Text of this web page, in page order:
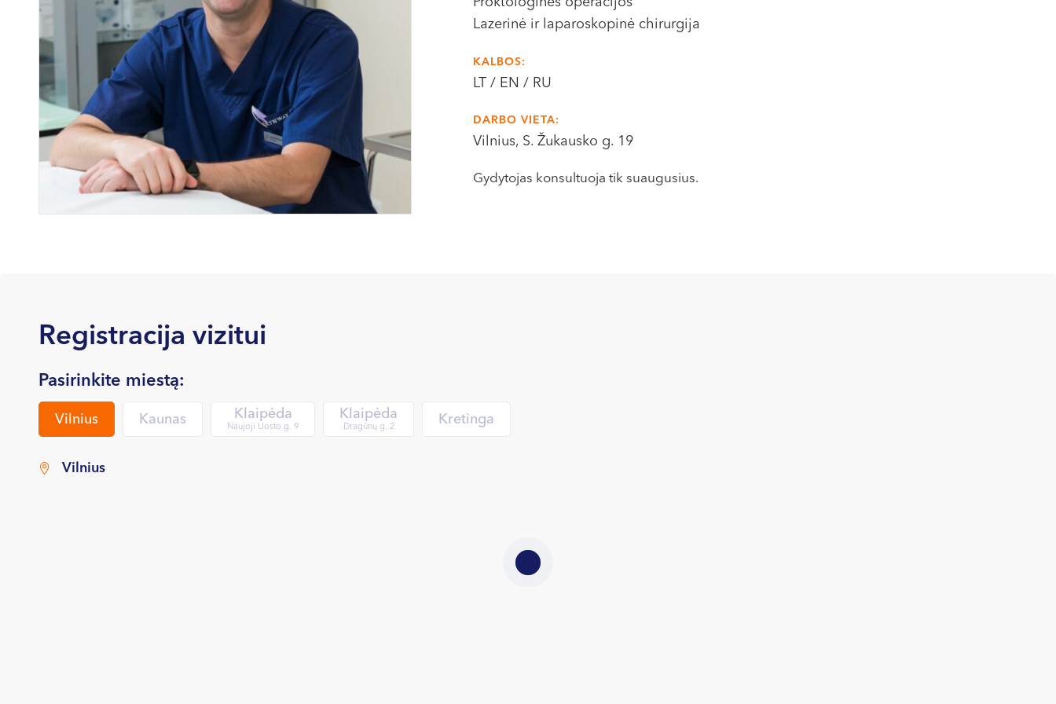
Lazerinė ir laparoskopinė chirurgija
KALBOS:
LT / EN / RU
DARBO VIETA:
Vilnius, S. Žukausko g. 19
Gydytojas konsultuoja tik suaugusius.
Registracija vizitui
Pasirinkite miestą:
Vilnius Kaunas Klaipėda
Naujoji Uosto g. 9
Klaipėda
Dragūnų g. 2
Kretinga
Vilnius